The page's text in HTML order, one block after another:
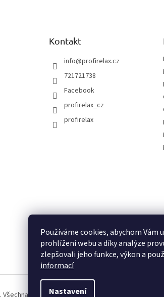
Používáme cookies, abychom
prohlížení webu a díky analýze
zlepšovali jeho funkce, výkon a
informací
Nastavení
Kontakt
info@profirelax.cz
721721738
Facebook
profirelax_cz
profirelax
. Všechna práva vyhrazena.Upravit nastavení cookies